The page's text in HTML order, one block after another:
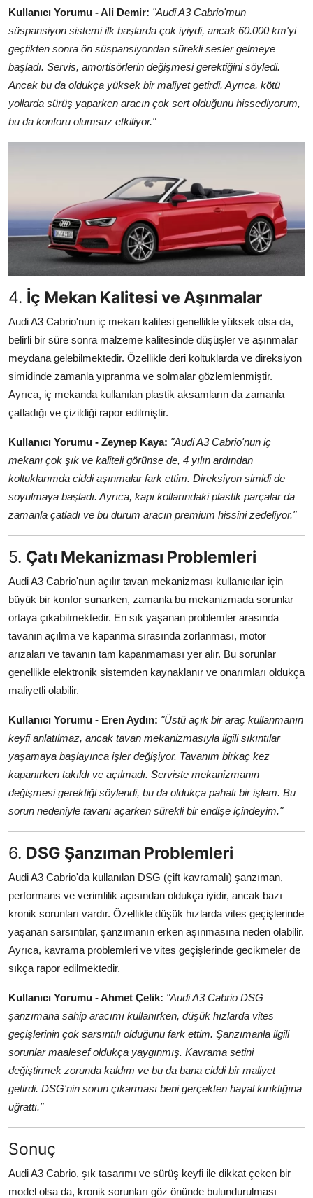
Kullanıcı Yorumu - Ali Demir: "Audi A3 Cabrio'mun
süspansiyon sistemi ilk başlarda çok iyiydi, ancak 60.000 km'yi
geçtikten sonra ön süspansiyondan sürekli sesler gelmeye
başladı. Servis, amortisörlerin değişmesi gerektiğini söyledi.
Ancak bu da oldukça yüksek bir maliyet getirdi. Ayrıca, kötü
yollarda sürüş yaparken aracın çok sert olduğunu hissediyorum,
bu da konforu olumsuz etkiliyor."
4. İç Mekan Kalitesi ve Aşınmalar
Audi A3 Cabrio'nun iç mekan kalitesi genellikle yüksek olsa da,
belirli bir süre sonra malzeme kalitesinde düşüşler ve aşınmalar
meydana gelebilmektedir. Özellikle deri koltuklarda ve direksiyon
simidinde zamanla yıpranma ve solmalar gözlemlenmiştir.
Ayrıca, iç mekanda kullanılan plastik aksamların da zamanla
çatladığı ve çizildiği rapor edilmiştir.
Kullanıcı Yorumu - Zeynep Kaya: "Audi A3 Cabrio'nun iç
mekanı çok şık ve kaliteli görünse de, 4 yılın ardından
koltuklarımda ciddi aşınmalar fark ettim. Direksiyon simidi de
soyulmaya başladı. Ayrıca, kapı kollarındaki plastik parçalar da
zamanla çatladı ve bu durum aracın premium hissini zedeliyor."
5. Çatı Mekanizması Problemleri
Audi A3 Cabrio'nun açılır tavan mekanizması kullanıcılar için
büyük bir konfor sunarken, zamanla bu mekanizmada sorunlar
ortaya çıkabilmektedir. En sık yaşanan problemler arasında
tavanın açılma ve kapanma sırasında zorlanması, motor
arızaları ve tavanın tam kapanmaması yer alır. Bu sorunlar
genellikle elektronik sistemden kaynaklanır ve onarımları oldukça
maliyetli olabilir.
Kullanıcı Yorumu - Eren Aydın: "Üstü açık bir araç kullanmanın
keyfi anlatılmaz, ancak tavan mekanizmasıyla ilgili sıkıntılar
yaşamaya başlayınca işler değişiyor. Tavanım birkaç kez
kapanırken takıldı ve açılmadı. Serviste mekanizmanın
değişmesi gerektiği söylendi, bu da oldukça pahalı bir işlem. Bu
sorun nedeniyle tavanı açarken sürekli bir endişe içindeyim."
6. DSG Şanzıman Problemleri
Audi A3 Cabrio'da kullanılan DSG (çift kavramalı) şanzıman,
performans ve verimlilik açısından oldukça iyidir, ancak bazı
kronik sorunları vardır. Özellikle düşük hızlarda vites geçişlerinde
yaşanan sarsıntılar, şanzımanın erken aşınmasına neden olabilir.
Ayrıca, kavrama problemleri ve vites geçişlerinde gecikmeler de
sıkça rapor edilmektedir.
Kullanıcı Yorumu - Ahmet Çelik: "Audi A3 Cabrio DSG
şanzımana sahip aracımı kullanırken, düşük hızlarda vites
geçişlerinin çok sarsıntılı olduğunu fark ettim. Şanzımanla ilgili
sorunlar maalesef oldukça yaygınmış. Kavrama setini
değiştirmek zorunda kaldım ve bu da bana ciddi bir maliyet
getirdi. DSG'nin sorun çıkarması beni gerçekten hayal kırıklığına
uğrattı."
Sonuç
Audi A3 Cabrio, şık tasarımı ve sürüş keyfi ile dikkat çeken bir
model olsa da, kronik sorunları göz önünde bulundurulması